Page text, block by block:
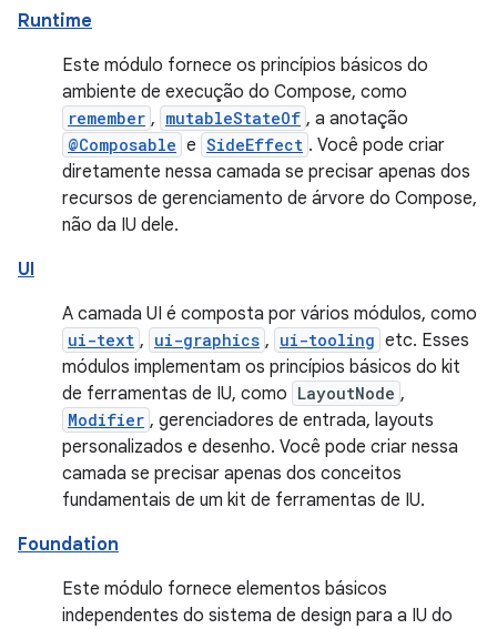
Runtime
Este módulo fornece os princípios básicos do
ambiente de execução do Compose, como
remember , mutableStateOf , a anotação
@Composable e SideEffect . Você pode criar
diretamente nessa camada se precisar apenas dos
recursos de gerenciamento de árvore do Compose,
não da IU dele.
UI
A camada UI é composta por vários módulos, como
ui-text , ui-graphics , ui-tooling etc. Esses
módulos implementam os princípios básicos do kit
de ferramentas de IU, como LayoutNode ,
Modifier , gerenciadores de entrada, layouts
personalizados e desenho. Você pode criar nessa
camada se precisar apenas dos conceitos
fundamentais de um kit de ferramentas de IU.
Foundation
Este módulo fornece elementos básicos
independentes do sistema de design para a IU do